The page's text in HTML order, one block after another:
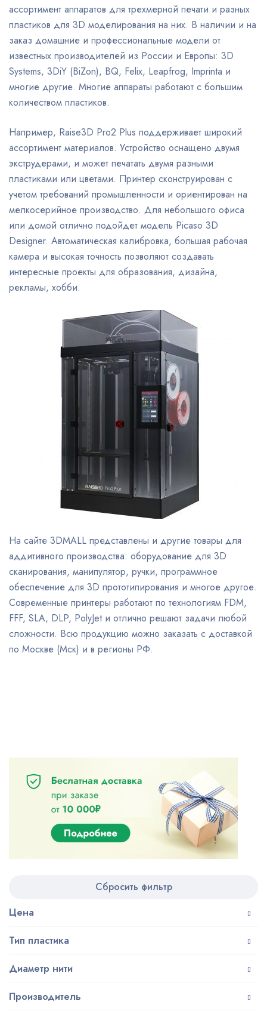
Сбросить фильтр
Цена
Тип пластика
Диаметр нити
Производитель
ассортимент аппаратов для трехмерной печати и разных
пластиков для 3D моделирования на них. В наличии и на
заказ домашние и профессиональные модели от
известных производителей из России и Европы: 3D
Systems, 3DiY (BiZon), BQ, Felix, Leapfrog, Imprinta и
многие другие. Многие аппараты работают с большим
количеством пластиков.
Например, Raise3D Pro2 Plus поддерживает широкий
ассортимент материалов. Устройство оснащено двумя
экструдерами, и может печатать двумя разными
пластиками или цветами. Принтер сконструирован с
учетом требований промышленности и ориентирован на
мелкосерийное производство. Для небольшого офиса
или домой отлично подойдет модель Picaso 3D
Designer. Автоматическая калибровка, большая рабочая
камера и высокая точность позволяют создавать
интересные проекты для образования, дизайна,
рекламы, хобби.
На сайте 3DMALL представлены и другие товары для
аддитивного производства: оборудование для 3D
сканирования, манипулятор, ручки, программное
обеспечение для 3D прототипирования и многое другое.
Современные принтеры работают по технологиям FDM,
FFF, SLA, DLP, PolyJet и отлично решают задачи любой
сложности. Всю продукцию можно заказать с доставкой
по Москве (Мск) и в регионы РФ.